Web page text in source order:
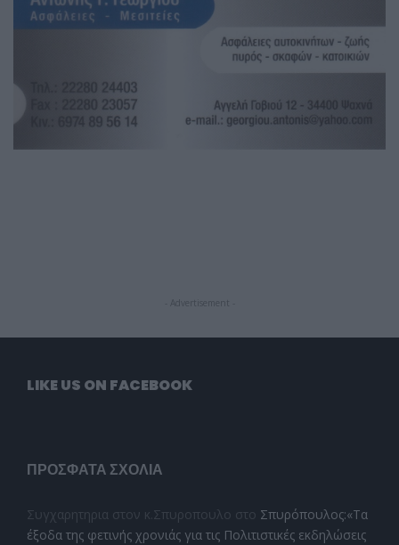
- Advertisement -
LIKE US ON FACEBOOK
ΠΡΌΣΦΑΤΑ ΣΧΌΛΙΑ
Συγχαρητηρια στον κ.Σπυροπουλο στο Σπυρόπουλος:«Τα
έξοδα της φετινής χρονιάς για τις Πολιτιστικές εκδηλώσεις